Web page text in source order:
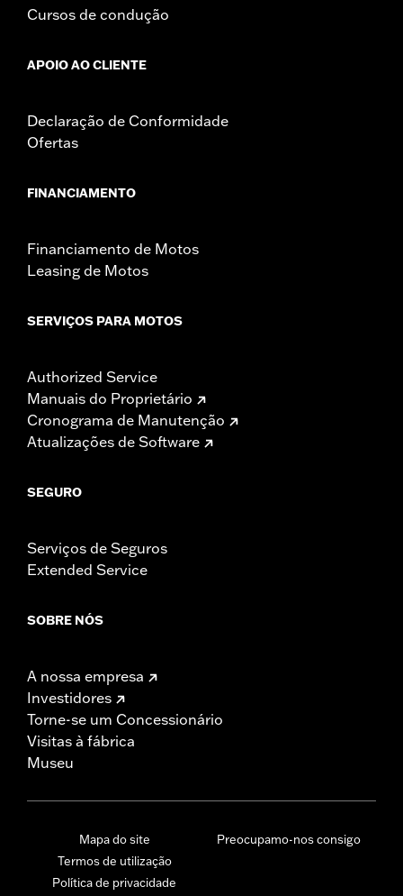
Cursos de condução
APOIO AO CLIENTE
Declaração de Conformidade
Ofertas
FINANCIAMENTO
Financiamento de Motos
Leasing de Motos
SERVIÇOS PARA MOTOS
Authorized Service
Manuais do Proprietário
Cronograma de Manutenção
Atualizações de Software
SEGURO
Serviços de Seguros
Extended Service
SOBRE NÓS
A nossa empresa
Investidores
Torne-se um Concessionário
Visitas à fábrica
Museu
Mapa do site
Termos de utilização
Política de privacidade
Preocupamo-nos consigo